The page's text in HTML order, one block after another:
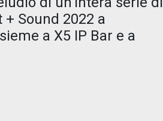
Sound 2022 a
a X5 IP Bar e a